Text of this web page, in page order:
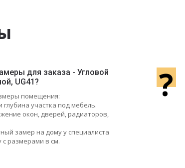
для заказа - Угловой
UG41?
помещения:
участка под мебель.
окон, дверей, радиаторов,
замер на дому у специалиста
с размерами в см.
?